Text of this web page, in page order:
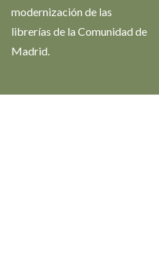
modernización de las
librerías de la Comunidad de
Madrid.